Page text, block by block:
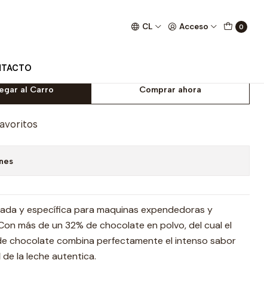
CL Acceso 0
al Carro Comprar ahora
y específica para maquinas expendedoras y
más de un 32% de chocolate en polvo, del cual el
chocolate combina perfectamente el intenso sabor
la leche autentica.